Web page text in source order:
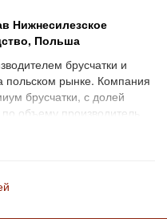
Нижнесилезское
Польша
брусчатки и
польском рынке. Компания
брусчатки, с долей
объему производитель
в основном на
бордюры, бетонные кубы